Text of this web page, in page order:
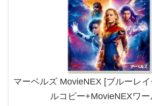
マーベルズ MovieNEX [ブルーレ
ルコピー+MovieNEXワー